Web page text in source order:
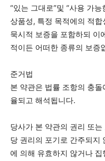
“있는 그대로”및 “사용 가
상품성, 특정 목적에의 적
묵시적 보증을 포함하되 이
적이든 어떠한 종류의 보증
준거법
본 약관은 법률 조항의 충
율되고 해석됩니다.
당사가 본 약관의 권리 또
당 권리의 포기로 간주되지
에 의해 유효하지 않거나